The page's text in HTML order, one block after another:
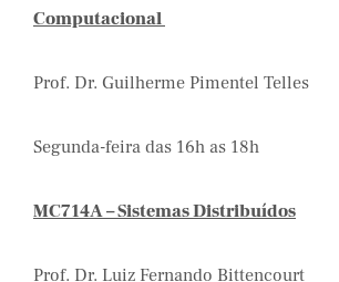
Computacional
Prof. Dr. Guilherme Pimentel Telles
Segunda-feira das 16h as 18h
MC714A – Sistemas Distribuídos
Prof. Dr. Luiz Fernando Bittencourt